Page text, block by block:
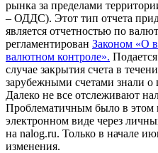
рынка за пределами
– ОДДС). Этот тип отчета
является отчетностью по
регламентирован Законом «О
валютном контроле».
случае закрытия счета в
зарубежными счетами знали о
Далеко не все отслеживают
Проблематичным было в этом
электронном виде через
на nalog.ru. Только в начале
изменения.